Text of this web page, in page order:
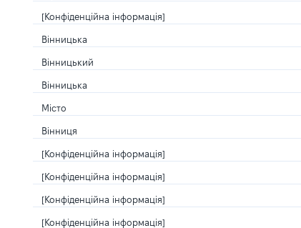
[Конфіденційна інформація]
Вінницька
Вінницький
Вінницька
Місто
Вінниця
[Конфіденційна інформація]
[Конфіденційна інформація]
[Конфіденційна інформація]
[Конфіденційна інформація]